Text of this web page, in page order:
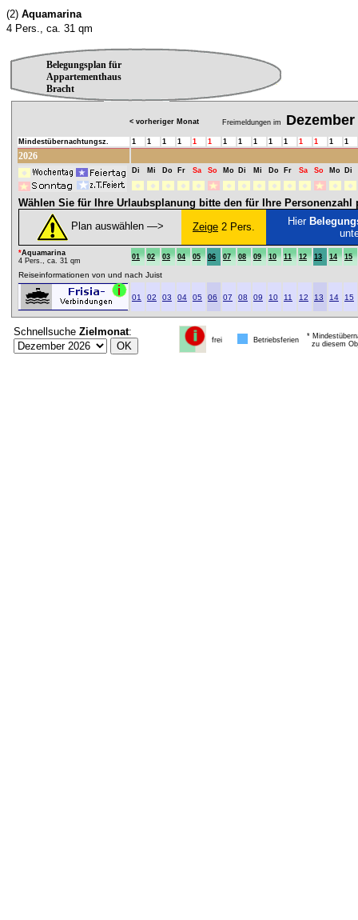
(2) Aquamarina
4 Pers., ca. 31 qm
Belegungsplan für
Appartementhaus
Bracht
< vorheriger Monat Freimeldungen im Dezember
Mindestübernachtungsz. 1 1 1 1 1 1 1 1 1 1 1 1 1 1 1
2026
Di Mi Do Fr Sa So Mo Di Mi Do Fr Sa So Mo Di
Wählen Sie für Ihre Urlaubsplanung bitte den für Ihre Personenzahl
Plan auswählen ―>
Zeige 2 Pers. Hier
*Aquamarina
4 Pers., ca. 31 qm
01 02 03 04 05 06 07 08 09 10 11 12 13 14 15
Reiseinformationen von und nach Juist
01 02 03 04 05 06 07 08 09 10 11 12 13 14 15
Schnellsuche Zielmonat:
frei Betriebsferien
*
zu diesem